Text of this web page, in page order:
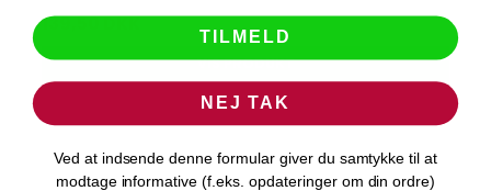
139,50 DKK
VIS PRODUKT
TILMELD
NEJ TAK
Ved at indsende denne formular giver du samtykke til at
modtage informative (f.eks. opdateringer om din ordre)